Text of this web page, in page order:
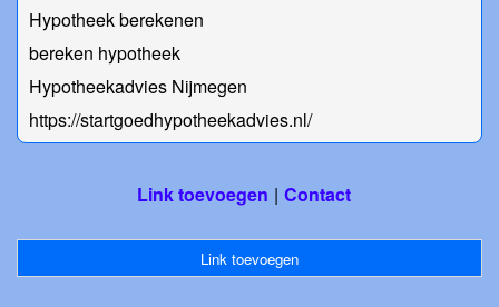
Hypotheek berekenen
bereken hypotheek
Hypotheekadvies Nijmegen
https://startgoedhypotheekadvies.nl/
Link toevoegen Contact
Link toevoegen